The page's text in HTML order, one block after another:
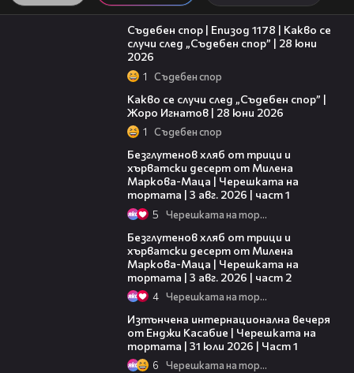
47:02
Съдебен спор | Епизод 1178 | Какво се
случи след „Съдебен спор” | 28 юни
2026
1 Съдебен спор
Какво се случи след „Съдебен спор” |
Жоро Игнатов | 28 юни 2026
1 Съдебен спор
Безглутенов хляб от трици и
хърватски десерт от Милена
Маркова-Маца | Черешката на
тортата | 3 авг. 2026 | част 1
5 Черешката на тортата
Безглутенов хляб от трици и
хърватски десерт от Милена
Маркова-Маца | Черешката на
тортата | 3 авг. 2026 | част 2
4 Черешката на тортата
Изтънчена интернационална вечеря
от Енджи Касабие | Черешката на
тортата | 31 юли 2026 | Част 1
6 Черешката на тортата